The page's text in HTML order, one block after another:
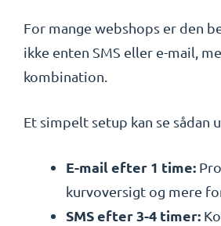
For mange webshops er den
ikke enten SMS eller e-mail,
kombination.
Et simpelt setup kan se sådan
E-mail efter 1 time:
kurvoversigt og mere
SMS efter 3-4 timer: